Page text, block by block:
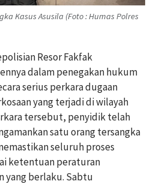
Kasus Asusila (Foto : Humas Polres
Resor Fakfak
dalam penegakan hukum
serius perkara dugaan
yang terjadi di wilayah
tersebut, penyidik telah
satu orang tersangka
seluruh proses
ketentuan peraturan
yang berlaku. Sabtu